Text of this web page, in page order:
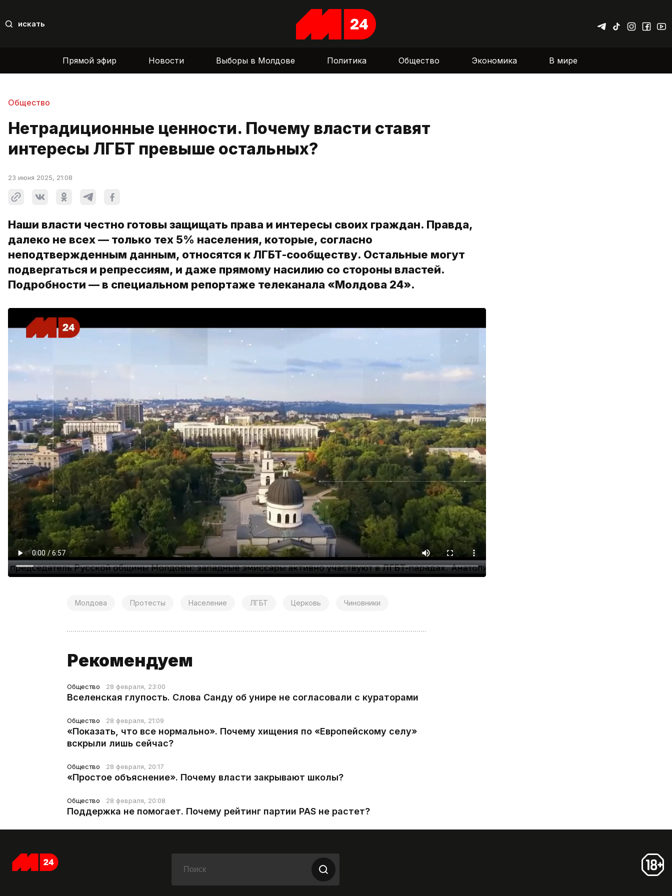
искать
Прямой эфир Новости Выборы в Молдове Политика Общество Экономика В мире
Общество
Нетрадиционные ценности. Почему власти ставят
интересы ЛГБТ превыше остальных?
23 июня 2025, 21:08
Наши власти честно готовы защищать права и интересы своих граждан. Правда,
далеко не всех — только тех 5% населения, которые, согласно
неподтвержденным данным, относятся к ЛГБТ-сообществу. Остальные могут
подвергаться и репрессиям, и даже прямому насилию со стороны властей.
Подробности — в специальном репортаже телеканала «Молдова 24».
Молдова Протесты Население ЛГБТ Церковь Чиновники
Рекомендуем
Общество 28 февраля, 23:00
Вселенская глупость. Слова Санду об унире не согласовали с кураторами
Общество 28 февраля, 21:09
«Показать, что все нормально». Почему хищения по «Европейскому селу»
вскрыли лишь сейчас?
Общество 28 февраля, 20:17
«Простое объяснение». Почему власти закрывают школы?
Общество 28 февраля, 20:08
Поддержка не помогает. Почему рейтинг партии PAS не растет?